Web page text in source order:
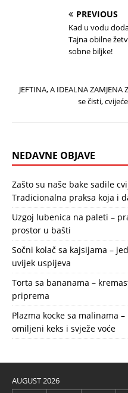
PREVIOUS
Kad u vodu
Tajna obilne
sobne biljke!
JEFTINA, A IDEALNA ZAMJENA
se čisti,
NEDAVNE OBJAVE
Zašto su naše bake sadile
Tradicionalna praksa koja i
Uzgoj lubenica na paleti –
prostor u bašti
Sočni kolač sa kajsijama –
uvijek uspijeva
Torta sa bananama –
priprema
Plazma kocke sa malinama
omiljeni keks i svježe voće
AUGUST 2026